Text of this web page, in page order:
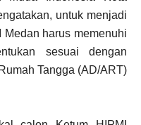
untuk menjadi
harus memenuhi
sesuai dengan
Tangga (AD/ART)